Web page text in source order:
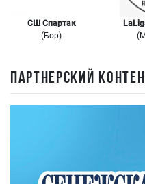
СШ Спартак
(Бор)
ПАРТНЕРСКИЙ КОНТЕНТ